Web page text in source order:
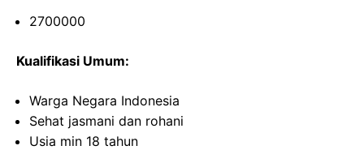
2700000
Kualifikasi Umum:
Warga Negara Indonesia
Sehat jasmani dan rohani
Usia min 18 tahun